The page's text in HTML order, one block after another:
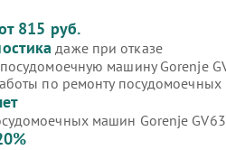
815 руб.
даже при отказе
машину Gorenje
по ремонту
машин Gorenje